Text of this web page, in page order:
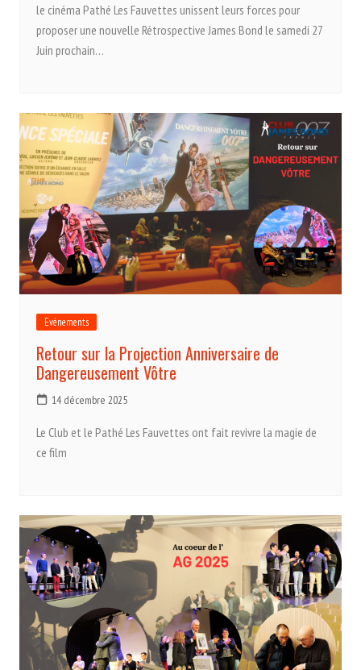
le cinéma Pathé Les Fauvettes unissent leurs forces pour
proposer une nouvelle Rétrospective James Bond le samedi 27
Juin prochain…
Evénements
Retour sur la Projection Anniversaire de
Dangereusement Vôtre
14 décembre 2025
Le Club et le Pathé Les Fauvettes ont fait revivre la magie de
ce film